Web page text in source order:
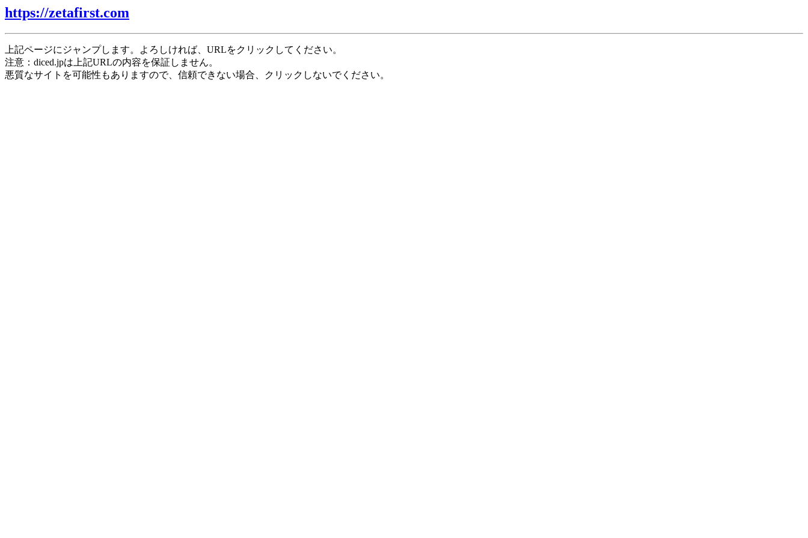
https://zetafirst.com
上記ページにジャンプします。よろしければ、URLをクリックしてください。
注意：diced.jpは上記URLの内容を保証しません。
悪質なサイトを可能性もありますので、信頼できない場合、クリックしないでください。